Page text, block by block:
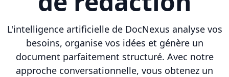
L'intelligence artificielle de DocNexus analyse vos
besoins, organise vos idées et génère un
document parfaitement structuré. Avec notre
approche conversationnelle, vous obtenez un